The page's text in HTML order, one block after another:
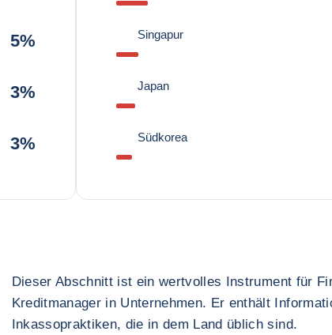
5%
3%
3%
Singapur
Japan
Südkorea
Dieser Abschnitt ist ein wertvolles Instrument für
Kreditmanager in Unternehmen. Er enthält
Inkassopraktiken, die in dem Land üblich sind.